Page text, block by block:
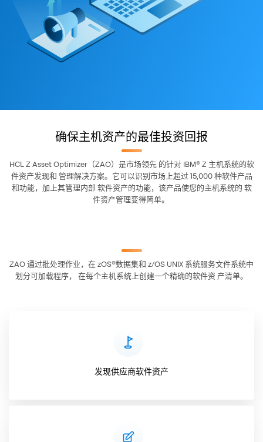
确保主机资产的最佳投资回报
HCL Z Asset Optimizer（ZAO）是市场领先 的针对 IBM® Z 主机系统的软
件资产发现和 管理解决方案。它可以识别市场上超过 15,000 种软件产品
和功能，加上其管理内部 软件资产的功能，该产品使您的主机系统的 软
件资产管理变得简单。
ZAO 通过批处理作业，在 zOS®数据集和 z/OS UNIX 系统服务文件系统中
划分可加载程序， 在每个主机系统上创建一个精确的软件资 产清单。
发现供应商软件资产